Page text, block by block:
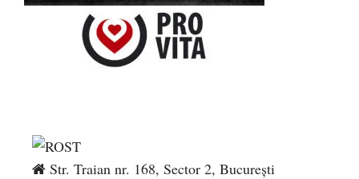
Str. Traian nr. 168, Sector 2, București